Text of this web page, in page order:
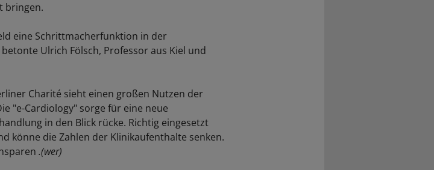
bringen.
eine Schrittmacherfunktion in der
Ulrich Fölsch, Professor aus Kiel und
Charité sieht einen großen Nutzen der
"e-Cardiology" sorge für eine neue
in den Blick rücke. Richtig eingesetzt
könne die Zahlen der Klinikaufenthalte senken.
.(wer)